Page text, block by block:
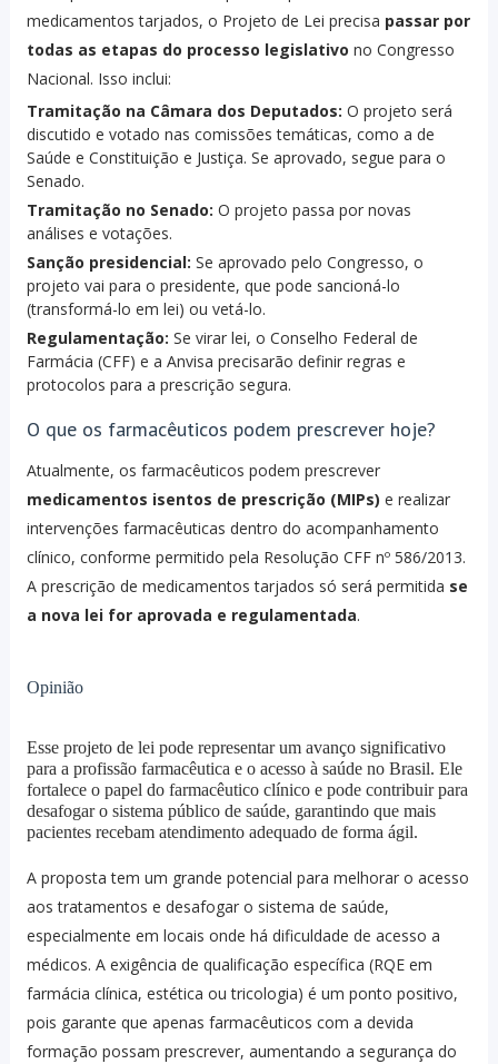
medicamentos tarjados, o Projeto de Lei precisa passar por
todas as etapas do processo legislativo no Congresso
Nacional. Isso inclui:
Tramitação na Câmara dos Deputados: O projeto será
discutido e votado nas comissões temáticas, como a de
Saúde e Constituição e Justiça. Se aprovado, segue para o
Senado.
Tramitação no Senado: O projeto passa por novas
análises e votações.
Sanção presidencial: Se aprovado pelo Congresso, o
projeto vai para o presidente, que pode sancioná-lo
(transformá-lo em lei) ou vetá-lo.
Regulamentação: Se virar lei, o Conselho Federal de
Farmácia (CFF) e a Anvisa precisarão definir regras e
protocolos para a prescrição segura.
O que os farmacêuticos podem prescrever hoje?
Atualmente, os farmacêuticos podem prescrever
medicamentos isentos de prescrição (MIPs) e realizar
intervenções farmacêuticas dentro do acompanhamento
clínico, conforme permitido pela Resolução CFF nº 586/2013.
A prescrição de medicamentos tarjados só será permitida se
a nova lei for aprovada e regulamentada.
Opinião
Esse projeto de lei pode representar um avanço significativo
para a profissão farmacêutica e o acesso à saúde no Brasil. Ele
fortalece o papel do farmacêutico clínico e pode contribuir para
desafogar o sistema público de saúde, garantindo que mais
pacientes recebam atendimento adequado de forma ágil.
A proposta tem um grande potencial para melhorar o acesso
aos tratamentos e desafogar o sistema de saúde,
especialmente em locais onde há dificuldade de acesso a
médicos. A exigência de qualificação específica (RQE em
farmácia clínica, estética ou tricologia) é um ponto positivo,
pois garante que apenas farmacêuticos com a devida
formação possam prescrever, aumentando a segurança do